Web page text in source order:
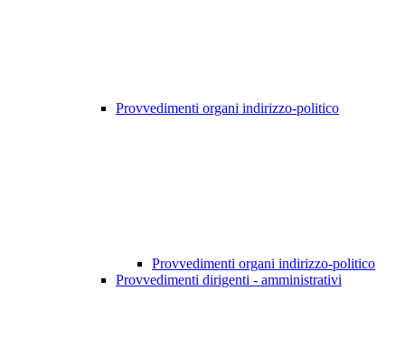
Provvedimenti organi indirizzo-politico
Provvedimenti organi indirizzo-politico
Provvedimenti dirigenti - amministrativi